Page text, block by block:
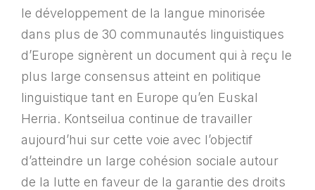
le développement de la langue minorisée
dans plus de 30 communautés linguistiques
d’Europe signèrent un document qui à reçu le
plus large consensus atteint en politique
linguistique tant en Europe qu’en Euskal
Herria. Kontseilua continue de travailler
aujourd’hui sur cette voie avec l’objectif
d’atteindre un large cohésion sociale autour
de la lutte en faveur de la garantie des droits